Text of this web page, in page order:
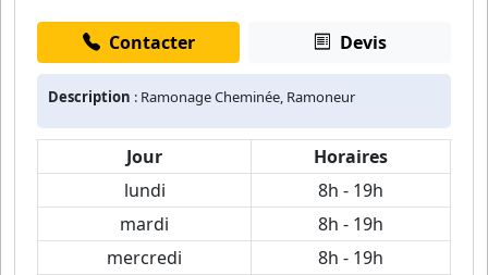
Contacter Devis
Description : Ramonage Cheminée, Ramoneur
Jour
Horaires
lundi
8h - 19h
mardi
8h - 19h
mercredi
8h - 19h